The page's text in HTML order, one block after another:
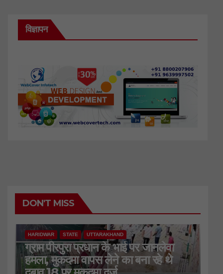
विज्ञापन
DON'T MISS
HARIDWAR STATE UTTARAKHAND
ग्राम पीरपुरा प्रधान के भाई पर जानलेवा
हमला, मुकदमा वापस लेने का बना रहे थे